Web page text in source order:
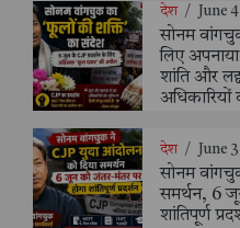
देश / June
सोनम
लिए
शांति और
देश / June
सोनम
समर्थन, 6
शांतिपूर्ण